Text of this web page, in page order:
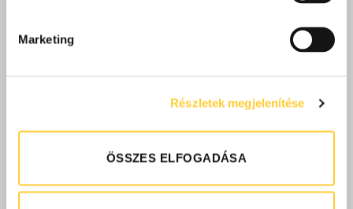
Marketing
Részletek megjelenítése
ÖSSZES ELFOGADÁSA
Cleartex Lawell nagy teherbírású alumínium
WorkZone szennyfogó szőnyeg